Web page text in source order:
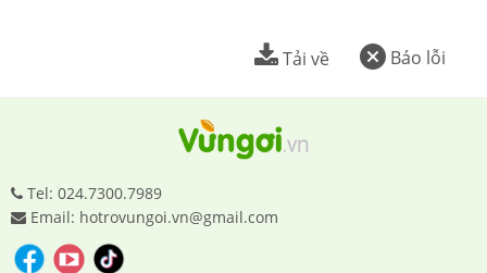
Báo lỗi
Tải về
Tel: 024.7300.7989
Email: hotrovungoi.vn@gmail.com